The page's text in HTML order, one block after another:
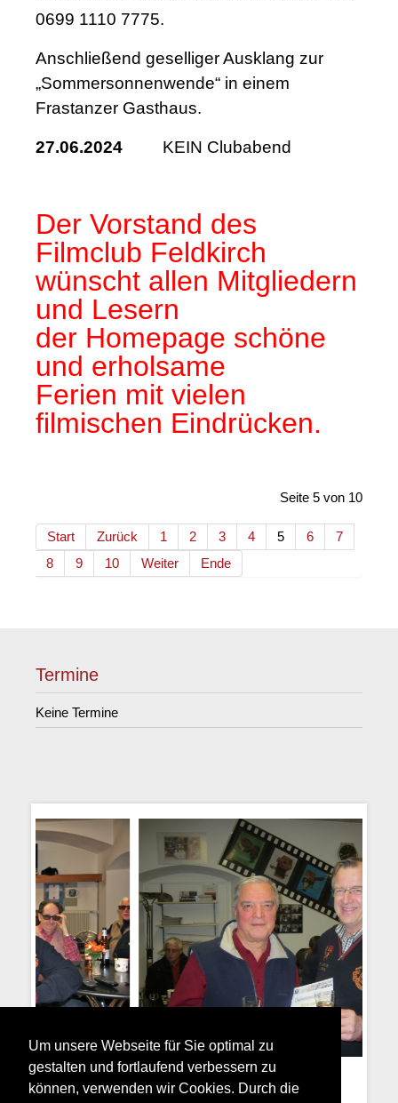
Um unsere Webseite für Sie optimal zu
gestalten und fortlaufend verbessern zu
können, verwenden wir Cookies. Durch die
0699 1110 7775.
Anschließend geselliger Ausklang zur
„Sommersonnenwende“ in einem
Frastanzer Gasthaus.
27.06.2024 KEIN Clubabend
Der Vorstand des
Filmclub Feldkirch
wünscht allen Mitgliedern
und Lesern
der Homepage schöne
und erholsame
Ferien mit vielen
filmischen Eindrücken.
Seite 5 von 10
Start Zurück 1 2 3 4 5 6
7
8
9 10 Weiter Ende
Termine
Keine Termine